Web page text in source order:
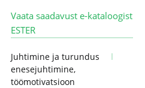
Vaata saadavust e-kataloogist
ESTER
Juhtimine ja turundus
enesejuhtimine,
töömotivatsioon